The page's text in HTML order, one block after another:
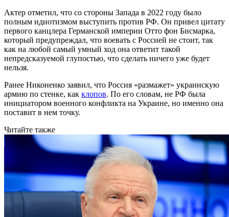
Актер отметил, что со стороны Запада в 2022 году было
полным идиотизмом выступить против РФ. Он привел цитату
первого канцлера Германской империи Отто фон Бисмарка,
который предупреждал, что воевать с Россией не стоит, так
как на любой самый умный ход она ответит такой
непредсказуемой глупостью, что сделать ничего уже будет
нельзя.
Ранее Никоненко заявил, что Россия «размажет» украинскую
армию по стенке, как клопов. По его словам, не РФ была
инициатором военного конфликта на Украине, но именно она
поставит в нем точку.
Читайте также